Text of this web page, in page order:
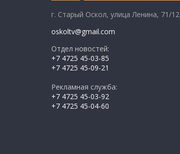
г. Старый Оскол, улица Ленина, 71/12
oskoltv@gmail.com
Отдел новостей:
+7 4725 45-03-85
+7 4725 45-09-21
Рекламная служба:
+7 4725 45-03-92
+7 4725 45-04-60